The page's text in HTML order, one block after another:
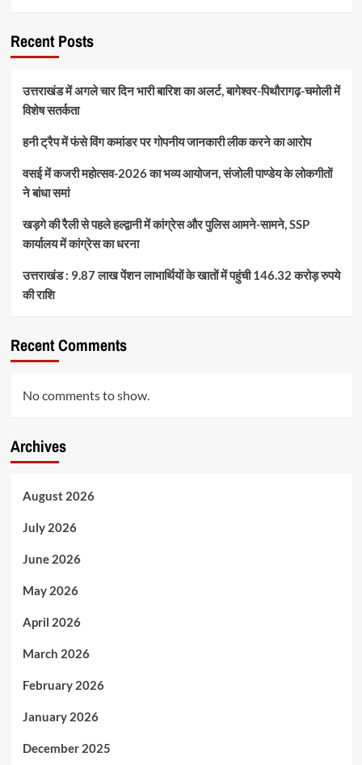
Recent Posts
उत्तराखंड में अगले चार दिन भारी बारिश का अलर्ट, बागेश्वर-पिथौरागढ़-चमोली में
विशेष सतर्कता
हनी ट्रैप में फंसे विंग कमांडर पर गोपनीय जानकारी लीक करने का आरोप
वसई में कजरी महोत्सव-2026 का भव्य आयोजन, संजोली पाण्डेय के लोकगीतों
ने बांधा समां
खड़गे की रैली से पहले हल्द्वानी में कांग्रेस और पुलिस आमने-सामने, SSP
कार्यालय में कांग्रेस का धरना
उत्तराखंड : 9.87 लाख पेंशन लाभार्थियों के खातों में पहुंची 146.32 करोड़ रुपये
की राशि
Recent Comments
No comments to show.
Archives
August 2026
July 2026
June 2026
May 2026
April 2026
March 2026
February 2026
January 2026
December 2025